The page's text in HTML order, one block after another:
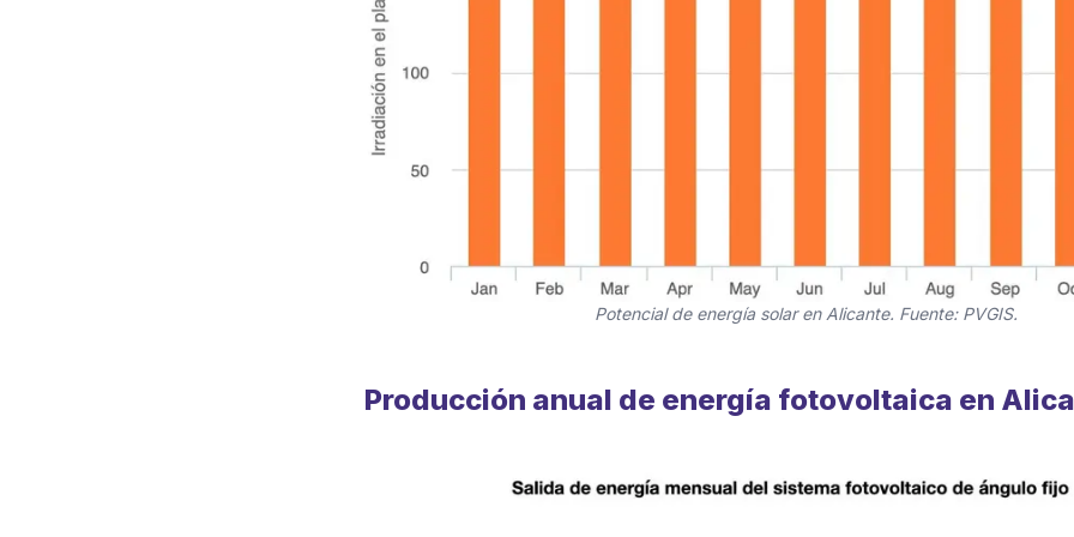
Potencial de energía solar en Alicante. Fuente: PVGIS.
Producción anual de energía fotovoltaica en